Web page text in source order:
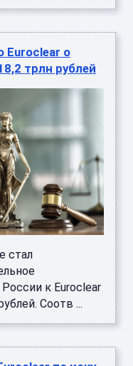
Euroclear о
трлн рублей
стал
к Euroclear
Соотв ...